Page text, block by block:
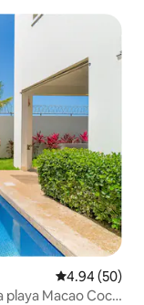
Calificación
4.94 (50)
playa Macao Coco